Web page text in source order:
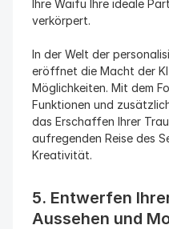
Ihre Waifu Ihre ideale
verkörpert.
In der Welt der
eröffnet die Macht der
Möglichkeiten. Mit dem
Funktionen und
das Erschaffen Ihrer
aufregenden Reise des
Kreativität.
5. Entwerfen
Aussehen und